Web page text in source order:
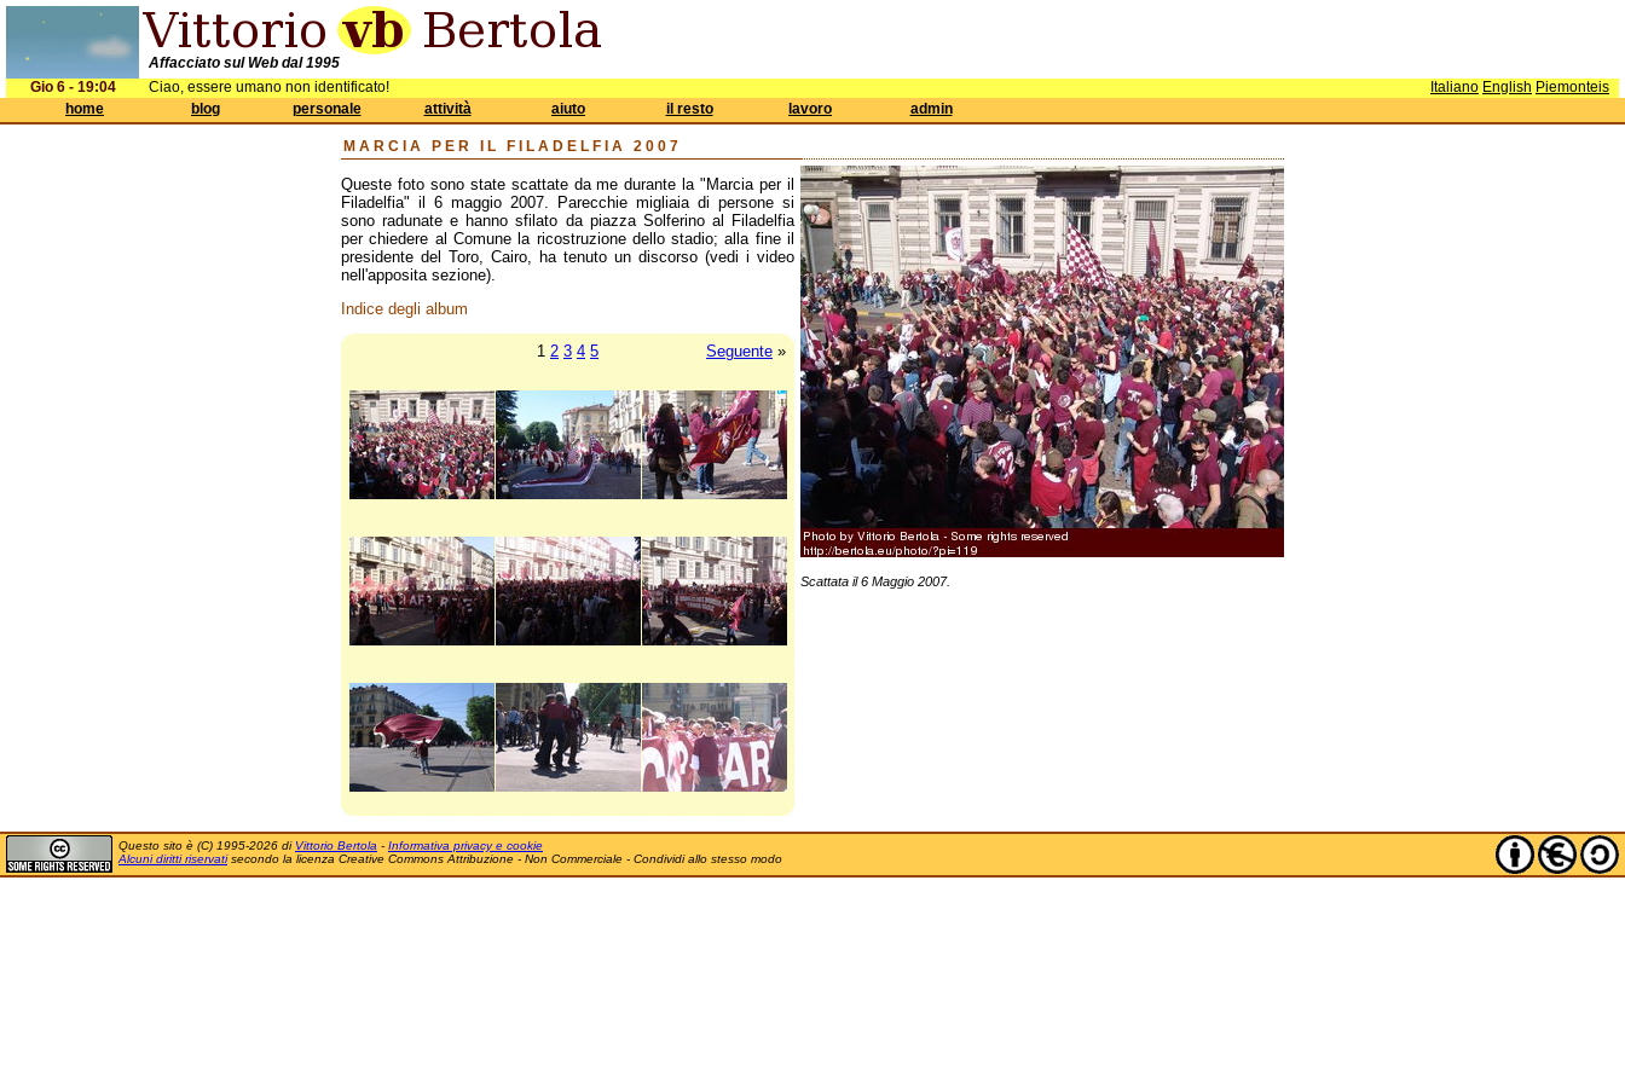
Affacciato sul Web dal 1995
Gio 6 - 19:04
Ciao, essere umano non identificato! Italiano English Piemonteis
home
blog personale attività aiuto il resto lavoro admin
MARCIA PER IL FILADELFIA 2007
Queste foto sono state scattate da me durante la "Marcia per il
Filadelfia" il 6 maggio 2007. Parecchie migliaia di persone si
sono radunate e hanno sfilato da piazza Solferino al Filadelfia
per chiedere al Comune la ricostruzione dello stadio; alla fine il
presidente del Toro, Cairo, ha tenuto un discorso (vedi i video
nell'apposita sezione).
Indice degli album
Seguente »
1 2 3 4 5
Scattata il 6 Maggio 2007.
Questo sito è (C) 1995-2026 di Vittorio Bertola - Informativa privacy e cookie
Alcuni diritti riservatisecondo la licenza Creative Commons Attribuzione - Non Commerciale - Condividi allo stesso modo